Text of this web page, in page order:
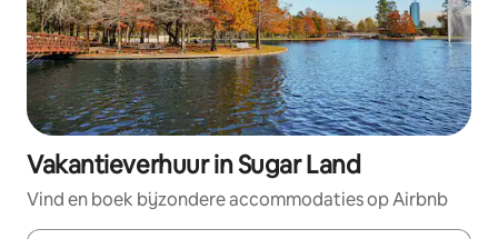
Vakantieverhuur in Sugar Land
Vind en boek bijzondere accommodaties op Airbnb